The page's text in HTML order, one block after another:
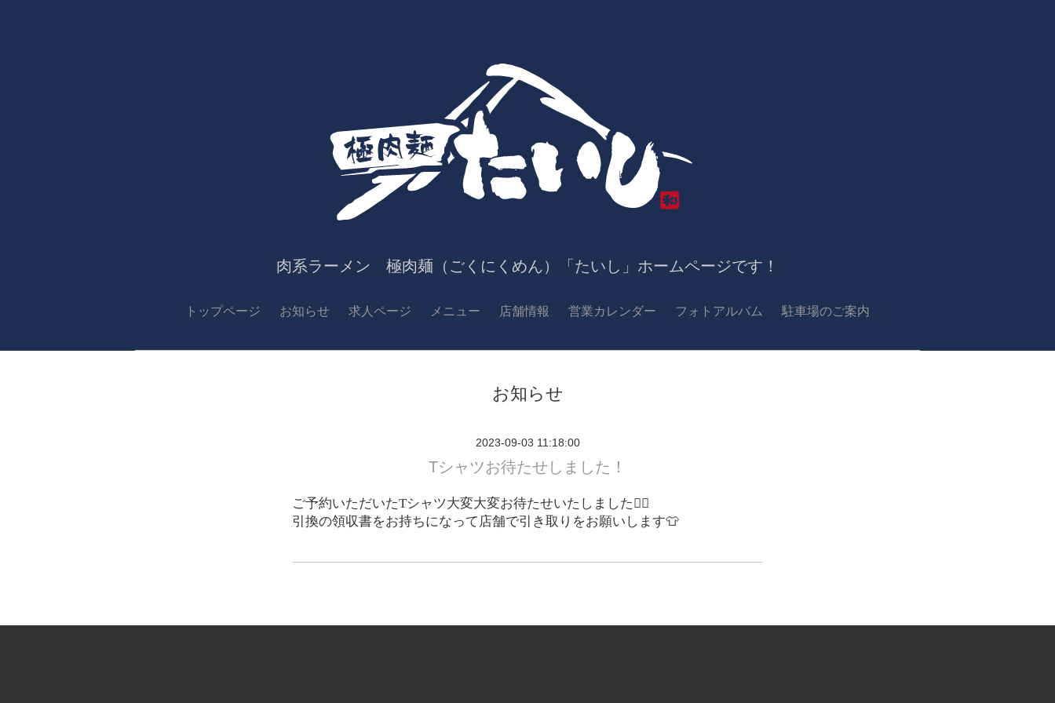
肉系ラーメン 極肉麺（ごくにくめん）「たいし」ホームページです！
トップページ お知らせ 求人ページ メニュー 店舗情報 営業カレンダー フォトアルバム 駐車場のご案内
お知らせ
2023-09-03 11:18:00
Tシャツお待たせしました！
ご予約いただいたTシャツ大変大変お待たせいたしました🙇‍♂️
引換の領収書をお持ちになって店舗で引き取りをお願いします👕